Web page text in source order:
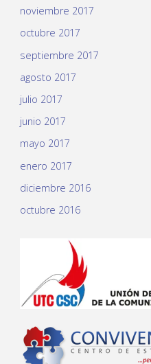
noviembre 2017
octubre 2017
septiembre 2017
agosto 2017
julio 2017
junio 2017
mayo 2017
enero 2017
diciembre 2016
octubre 2016